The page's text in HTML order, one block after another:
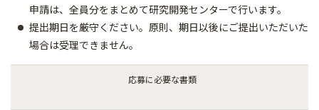
申請は、全員分をまとめて研究開発センターで行います。
提出期日を厳守ください。原則、期日以後にご提出いただいた
場合は受理できません。
応募に必要な書類